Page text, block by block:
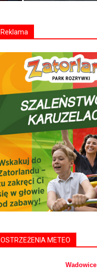
Reklama
OSTRZEŻENIA METEO
Wadowice